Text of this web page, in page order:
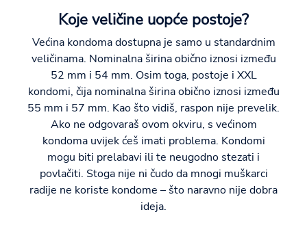
Koje veličine uopće postoje?
Većina kondoma dostupna je samo u standardnim
veličinama. Nominalna širina obično iznosi između
52 mm i 54 mm. Osim toga, postoje i XXL
kondomi, čija nominalna širina obično iznosi između
55 mm i 57 mm. Kao što vidiš, raspon nije prevelik.
Ako ne odgovaraš ovom okviru, s većinom
kondoma uvijek ćeš imati problema. Kondomi
mogu biti prelabavi ili te neugodno stezati i
povlačiti. Stoga nije ni čudo da mnogi muškarci
radije ne koriste kondome – što naravno nije dobra
ideja.